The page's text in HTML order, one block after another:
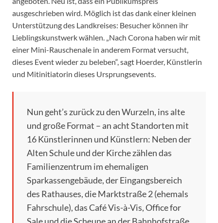
ausgeschrieben wird. Möglich ist das dank einer kleinen
Unterstützung des Landkreises: Besucher können ihr
Lieblingskunstwerk wählen. „Nach Corona haben wir mit
einer Mini-Rauschenale in anderem Format versucht,
dieses Event wieder zu beleben“, sagt Hoerder, Künstlerin
und Mitinitiatorin dieses Ursprungsevents.
Nun geht’s zurück zu den Wurzeln, ins alte
und große Format – an acht Standorten mit
16 Künstlerinnen und Künstlern: Neben der
Alten Schule und der Kirche zählen das
Familienzentrum im ehemaligen
Sparkassengebäude, der Eingangsbereich
des Rathauses, die Marktstraße 2 (ehemals
Fahrschule), das Café Vis-à-Vis, Office for